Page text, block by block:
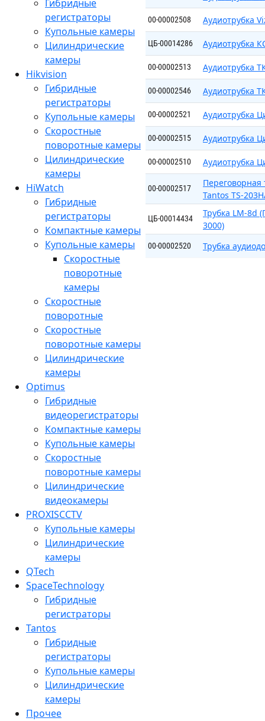
Гибридные
регистраторы
Купольные камеры
Цилиндрические
камеры
Hikvision
Гибридные
регистраторы
Купольные камеры
Скоростные
поворотные камеры
Цилиндрические
камеры
HiWatch
Гибридные
регистраторы
Компактные камеры
Купольные камеры
Скоростные
поворотные
камеры
Скоростные
поворотные
Скоростные
поворотные камеры
Цилиндрические
камеры
Optimus
Гибридные
видеорегистраторы
Компактные камеры
Купольные камеры
Скоростные
поворотные камеры
Цилиндрические
видеокамеры
PROXISCCTV
Купольные камеры
Цилиндрические
камеры
QTech
SpaceTechnology
Гибридные
регистраторы
Tantos
Гибридные
регистраторы
Купольные камеры
Цилиндрические
камеры
Прочее
00-00002508 Аудиотрубка
ЦБ-00014286 Аудиотрубка
00-00002513 Аудиотрубка
00-00002546 Аудиотрубка
00-00002521 Аудиотрубка
00-00002515 Аудиотрубка
00-00002510 Аудиотрубка
00-00002517
Переговорная
Tantos TS-
ЦБ-00014434
Трубка LM-8d
3000)
00-00002520 Трубка